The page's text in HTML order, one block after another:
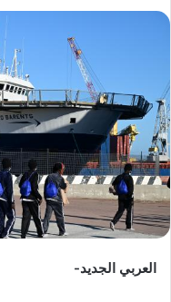
ر
ي
د
ا
إ
ل
ك
ت
العربي الجديد-